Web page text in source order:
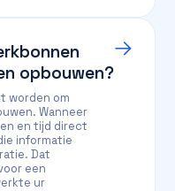
opbouwen?
worden om
Wanneer
en tijd direct
informatie
Dat
een
ur